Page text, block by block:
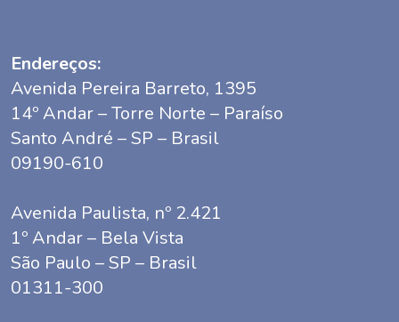
Endereços:
Avenida Pereira Barreto, 1395
14º Andar – Torre Norte – Paraíso
Santo André – SP – Brasil
09190-610
Avenida Paulista, nº 2.421
1º Andar – Bela Vista
São Paulo – SP – Brasil
01311-300